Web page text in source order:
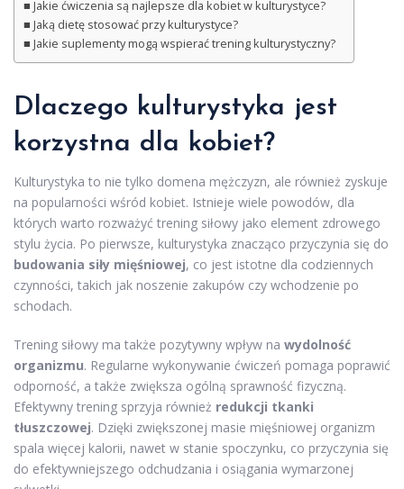
Jakie ćwiczenia są najlepsze dla kobiet w kulturystyce?
Jaką dietę stosować przy kulturystyce?
Jakie suplementy mogą wspierać trening kulturystyczny?
Dlaczego kulturystyka jest
korzystna dla kobiet?
Kulturystyka to nie tylko domena mężczyzn, ale również zyskuje
na popularności wśród kobiet. Istnieje wiele powodów, dla
których warto rozważyć trening siłowy jako element zdrowego
stylu życia. Po pierwsze, kulturystyka znacząco przyczynia się do
budowania siły mięśniowej, co jest istotne dla codziennych
czynności, takich jak noszenie zakupów czy wchodzenie po
schodach.
Trening siłowy ma także pozytywny wpływ na wydolność
organizmu. Regularne wykonywanie ćwiczeń pomaga poprawić
odporność, a także zwiększa ogólną sprawność fizyczną.
Efektywny trening sprzyja również redukcji tkanki
tłuszczowej. Dzięki zwiększonej masie mięśniowej organizm
spala więcej kalorii, nawet w stanie spoczynku, co przyczynia się
do efektywniejszego odchudzania i osiągania wymarzonej